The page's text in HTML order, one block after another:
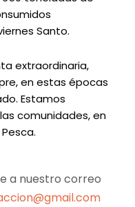
Santo.
extraordinaria,
en estas épocas
Estamos
comunidades, en
a nuestro correo